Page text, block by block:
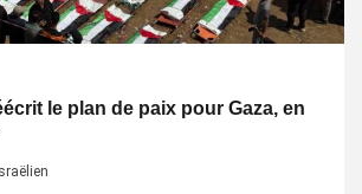
le plan de paix pour Gaza, en
Israëlien